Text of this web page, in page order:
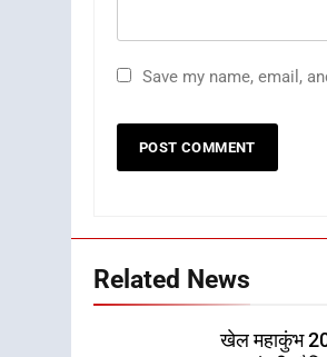
Save my name, email,
Related News
खेल महाकुंभ